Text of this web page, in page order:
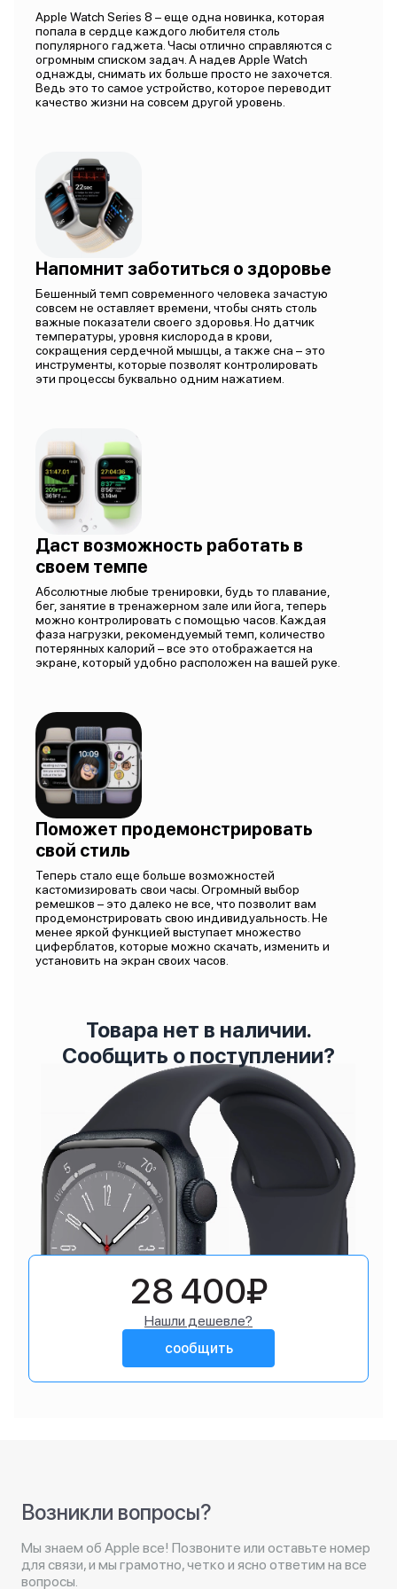
Apple Watch Series 8 – еще одна новинка, которая
попала в сердце каждого любителя столь
популярного гаджета. Часы отлично справляются с
огромным списком задач. А надев Apple Watch
однажды, снимать их больше просто не захочется.
Ведь это то самое устройство, которое переводит
качество жизни на совсем другой уровень.
Напомнит заботиться о здоровье
Бешенный темп современного человека зачастую
совсем не оставляет времени, чтобы снять столь
важные показатели своего здоровья. Но датчик
температуры, уровня кислорода в крови,
сокращения сердечной мышцы, а также сна – это
инструменты, которые позволят контролировать
эти процессы буквально одним нажатием.
Даст возможность работать в
своем темпе
Абсолютные любые тренировки, будь то плавание,
бег, занятие в тренажерном зале или йога, теперь
можно контролировать с помощью часов. Каждая
фаза нагрузки, рекомендуемый темп, количество
потерянных калорий – все это отображается на
экране, который удобно расположен на вашей руке.
Поможет продемонстрировать
свой стиль
Теперь стало еще больше возможностей
кастомизировать свои часы. Огромный выбор
ремешков – это далеко не все, что позволит вам
продемонстрировать свою индивидуальность. Не
менее яркой функцией выступает множество
циферблатов, которые можно скачать, изменить и
установить на экран своих часов.
Товара нет в наличии.
Сообщить о поступлении?
28 400₽
Нашли дешевле?
сообщить
Возникли вопросы?
Мы знаем об Apple все! Позвоните или оставьте номер
для связи, и мы грамотно, четко и ясно ответим на все
вопросы.